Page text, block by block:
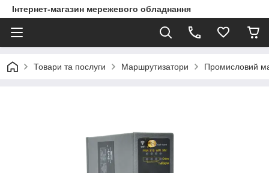
Інтернет-магазин мережевого обладнання
Товари та послуги Маршрутизатори Промисловий